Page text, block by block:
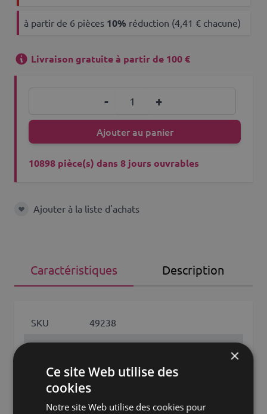
à partir de 6 pièces 10% réduction (4,41 € chacune)
Livraison gratuite à partir de 100 €
- +
Ajouter au panier
10898 pièce(s) dans 8 jours ouvrables
Ajouter à la liste d'achats
Ajouter à la liste d'achats
Caractéristiques Description
SKU
49238
Nom de
Type de
porte-bougie
×
Ce site Web utilise des
cookies
Notre site Web utilise des cookies pour